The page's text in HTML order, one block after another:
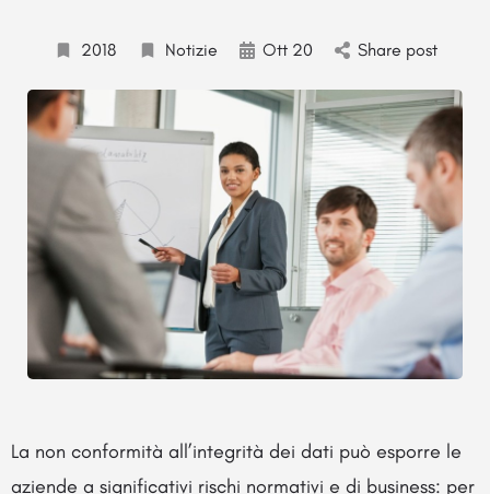
2018 Notizie Ott 20 Share post
La non conformità all’integrità dei dati può esporre le
aziende a significativi rischi normativi e di business: per